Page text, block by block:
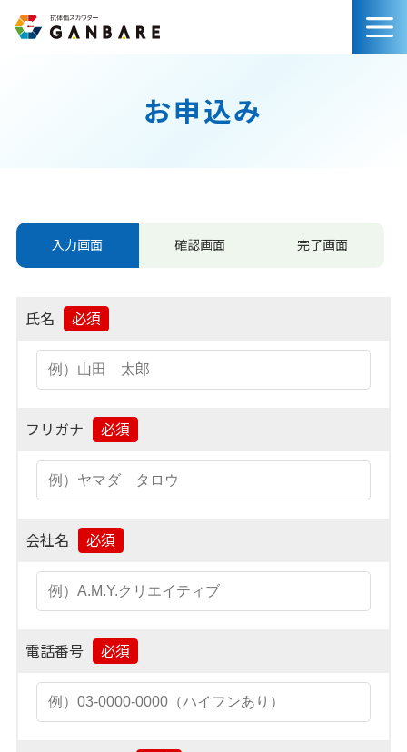
お申込み
入力画面 確認画面 完了画面
氏名
フリガナ
会社名
電話番号